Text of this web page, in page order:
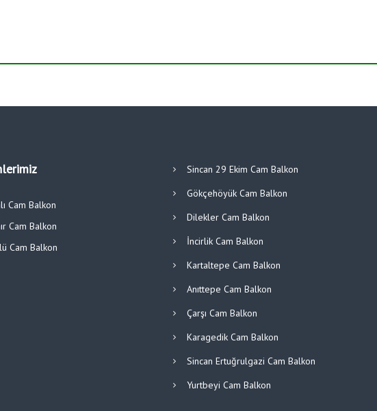
Cam Balkon
Cam Balkon
Cam Balkon
Sincan 29 Ekim Cam Balkon
Gökçehöyük Cam Balkon
Dilekler Cam Balkon
İncirlik Cam Balkon
Kartaltepe Cam Balkon
Anıttepe Cam Balkon
Çarşı Cam Balkon
Karagedik Cam Balkon
Sincan Ertuğrulgazi Cam Balkon
Yurtbeyi Cam Balkon